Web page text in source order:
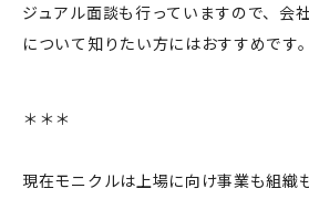
ジュアル面談も行っていますので、会
について知りたい方にはおすすめです。
＊＊＊
現在モニクルは上場に向け事業も組織